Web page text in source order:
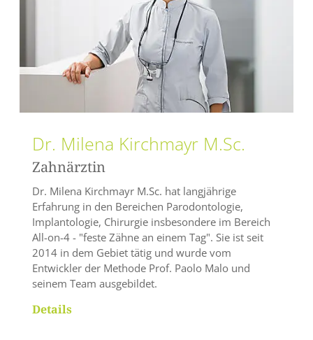
Dr. Milena Kirchmayr M.Sc.
Zahnärztin
Dr. Milena Kirchmayr M.Sc. hat langjährige
Erfahrung in den Bereichen Parodontologie,
Implantologie, Chirurgie insbesondere im Bereich
All-on-4 - "feste Zähne an einem Tag". Sie ist seit
2014 in dem Gebiet tätig und wurde vom
Entwickler der Methode Prof. Paolo Malo und
seinem Team ausgebildet.
Details